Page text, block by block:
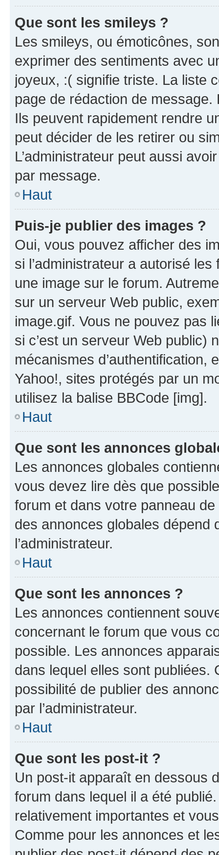
Que sont les smileys ?
Les smileys, ou émoticônes,
exprimer des sentiments avec
joyeux, :( signifie triste. La liste
page de rédaction de
Ils peuvent rapidement rendre
peut décider de les retirer ou
L’administrateur peut aussi
par message.
Haut
Puis-je publier des images ?
Oui, vous pouvez afficher des
si l’administrateur a autorisé
une image sur le forum.
sur un serveur Web public,
image.gif. Vous ne pouvez pas
si c’est un serveur Web public)
mécanismes d’authentification,
Yahoo!, sites protégés par un
utilisez la balise BBCode [img].
Haut
Que sont les annonces
Les annonces globales
vous devez lire dès que
forum et dans votre panneau
des annonces globales dépend
l’administrateur.
Haut
Que sont les annonces ?
Les annonces contiennent
concernant le forum que vous
possible. Les annonces
dans lequel elles sont publiées.
possibilité de publier des
par l’administrateur.
Haut
Que sont les post-it ?
Un post-it apparaît en dessous
forum dans lequel il a été
relativement importantes et
Comme pour les annonces et